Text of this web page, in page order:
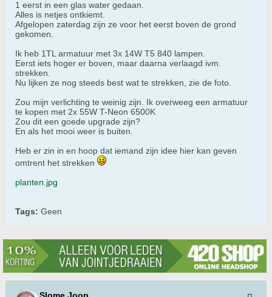
1 eerst in een glas water gedaan.
Alles is netjes ontkiemt.
Afgelopen zaterdag zijn ze voor het eerst boven de grond
gekomen.
Ik heb 1TL armatuur met 3x 14W T5 840 lampen.
Eerst iets hoger er boven, maar daarna verlaagd ivm.
strekken.
Nu lijken ze nog steeds best wat te strekken, zie de foto.
Zou mijn verlichting te weinig zijn. Ik overweeg een armatuur
te kopen met 2x 55W T-Neon 6500K
Zou dit een goede upgrade zijn?
En als het mooi weer is buiten.
Heb er zin in en hoop dat iemand zijn idee hier kan geven
omtrent het strekken
planten.jpg
Tags: Geen